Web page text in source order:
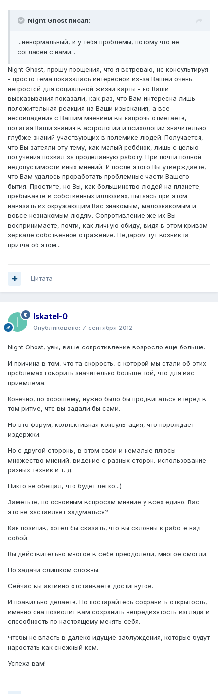
Night Ghost писал:
...ненормальный, и у тебя проблемы, потому что не
согласен с нами...
Night Ghost, прошу прощения, что я встреваю, не консультируя
- просто тема показалась интересной из-за Вашей очень
непростой для социальной жизни карты - но Ваши
высказывания показали, как раз, что Вам интересна лишь
положительная реакция на Ваши изыскания, а все
несовпадения с Вашим мнением вы напрочь отметаете,
полагая Ваши знания в астрологии и психологии значительно
глубже знаний участвующих в полемике людей. Получается,
что Вы затеяли эту тему, как малый ребёнок, лишь с целью
получения похвал за проделанную работу. При почти полной
недопустимости иных мнений. И после этого Вы утверждаете,
что Вам удалось проработать проблемные части Вашего
бытия. Простите, но Вы, как большинство людей на планете,
пребываете в собственных иллюзиях, пытаясь при этом
навязать их окружающим Вас знакомым, малознакомым и
вовсе незнакомым людям. Сопротивление же их Вы
воспринимаете, почти, как личную обиду, видя в этом кривом
зеркале собственное отражение. Недаром тут возникла
притча об этом...
Цитата
Iskatel-0
Опубликовано: 7 сентября 2012
Night Ghost, увы, ваше сопротивление возросло еще больше.
И причина в том, что та скорость, с которой мы стали об этих
проблемах говорить значительно больше той, что для вас
приемлема.
Конечно, по хорошему, нужно было бы продвигаться вперед в
том ритме, что вы задали бы сами.
Но это форум, коллективная консультация, что порождает
издержки.
Но с другой стороны, в этом свои и немалые плюсы -
множество мнений, видение с разных сторон, использование
разных техник и т. д.
Никто не обещал, что будет легко...)
Заметьте, по основным вопросам мнение у всех едино. Вас
это не заставляет задуматься?
Как позитив, хотел бы сказать, что вы склонны к работе над
собой.
Вы действительно многое в себе преодолели, многое смогли.
Но задачи слишком сложны.
Сейчас вы активно отстаиваете достигнутое.
И правильно делаете. Но постарайтесь сохранить открытость,
именно она позволит вам сохранить непредвзятость взгляда и
способность по настоящему менять себя.
Чтобы не впасть в далеко идущие заблуждения, которые будут
наростать как снежный ком.
Успеха вам!